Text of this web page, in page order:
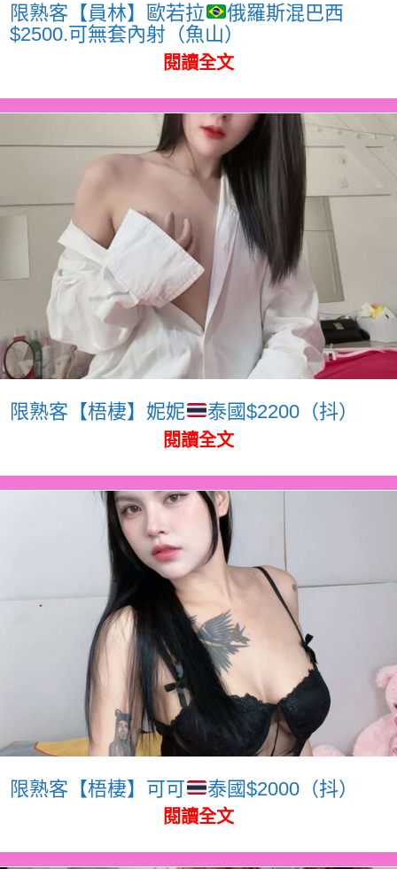
限熟客【員林】歐若拉
俄羅斯混巴西
$2500.可無套內射（魚山）
閱讀全文
限熟客【梧棲】妮妮 泰國$2200（抖）
閱讀全文
限熟客【梧棲】可可 泰國$2000（抖）
閱讀全文